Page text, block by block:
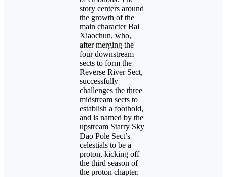
story centers around
the growth of the
main character Bai
Xiaochun, who,
after merging the
four downstream
sects to form the
Reverse River Sect,
successfully
challenges the three
midstream sects to
establish a foothold,
and is named by the
upstream Starry Sky
Dao Pole Sect’s
celestials to be a
proton, kicking off
the third season of
the proton chapter.